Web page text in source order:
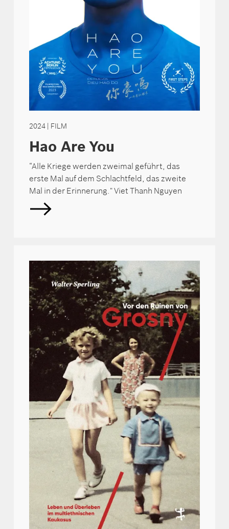
2024 | FILM
Hao Are You
“Alle Kriege werden zweimal geführt, das
erste Mal auf dem Schlachtfeld, das zweite
Mal in der Erinnerung." Viet Thanh Nguyen